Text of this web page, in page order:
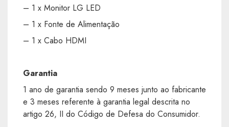
– 1 x Monitor LG LED
– 1 x Fonte de Alimentação
– 1 x Cabo HDMI
Garantia
1 ano de garantia sendo 9 meses junto ao fabricante
e 3 meses referente à garantia legal descrita no
artigo 26, II do Código de Defesa do Consumidor.